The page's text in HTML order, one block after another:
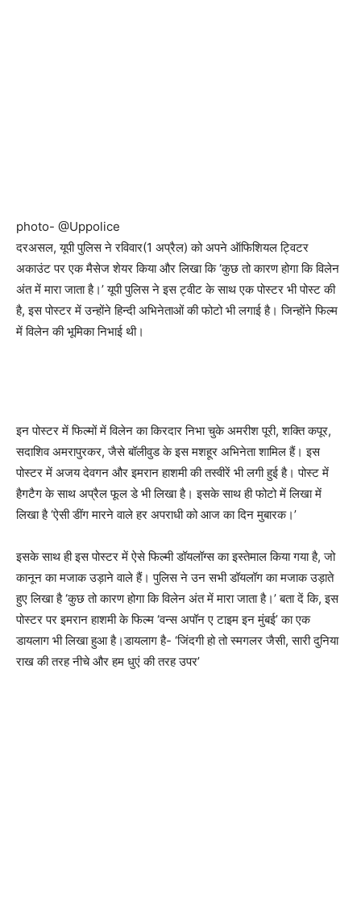
photo- @Uppolice
दरअसल, यूपी पुलिस ने रविवार(1 अप्रैल) को अपने ऑफिशियल ट्विटर
अकाउंट पर एक मैसेज शेयर किया और लिखा कि ‘कुछ तो कारण होगा कि विलेन
अंत में मारा जाता है।’ यूपी पुलिस ने इस ट्वीट के साथ एक पोस्टर भी पोस्ट की
है, इस पोस्टर में उन्होंने हिन्दी अभिनेताओं की फोटो भी लगाई है। जिन्होंने फिल्म
में विलेन की भूमिका निभाई थी।
इन पोस्टर में फिल्मों में विलेन का किरदार निभा चुके अमरीश पूरी, शक्ति कपूर,
सदाशिव अमरापुरकर, जैसे बॉलीवुड के इस मशहूर अभिनेता शामिल हैं। इस
पोस्टर में अजय देवगन और इमरान हाशमी की तस्वीरें भी लगी हुई है। पोस्ट में
हैगटैग के साथ अप्रैल फूल डे भी लिखा है। इसके साथ ही फोटो में लिखा में
लिखा है ‘ऐसी डींग मारने वाले हर अपराधी को आज का दिन मुबारक।’
इसके साथ ही इस पोस्टर में ऐसे फिल्मी डॉयलॉग्स का इस्तेमाल किया गया है, जो
कानून का मजाक उड़ाने वाले हैं। पुलिस ने उन सभी डॉयलॉग का मजाक उड़ाते
हुए लिखा है ‘कुछ तो कारण होगा कि विलेन अंत में मारा जाता है।’ बता दें कि, इस
पोस्टर पर इमरान हाशमी के फिल्म ‘वन्स अपॉन ए टाइम इन मुंबई’ का एक
डायलाग भी लिखा हुआ है।डायलाग है- ‘जिंदगी हो तो स्मगलर जैसी, सारी दुनिया
राख की तरह नीचे और हम धुएं की तरह उपर’